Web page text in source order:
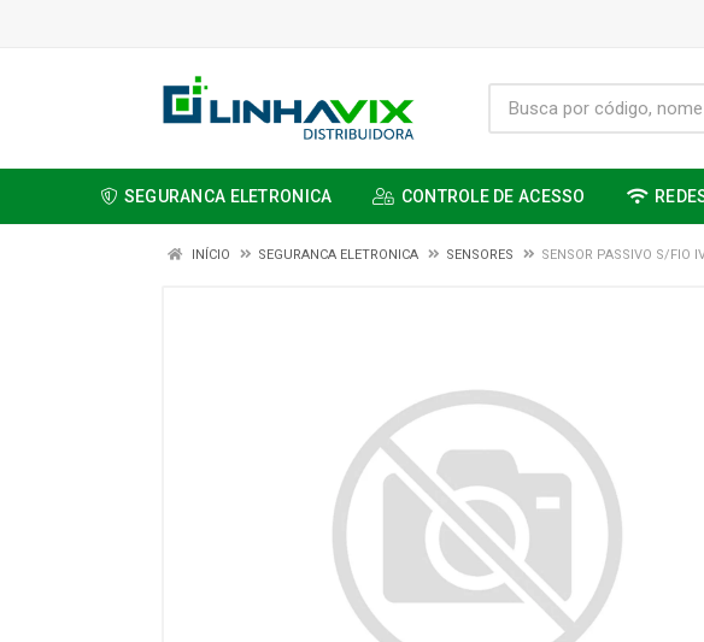
SEGURANCA ELETRONICA CONTROLE DE ACESSO
INÍCIO SEGURANCA ELETRONICA SENSORES SENSOR PASSIVO S/FIO